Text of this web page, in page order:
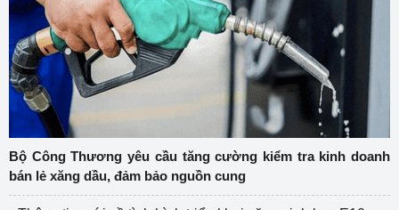
Bộ Công Thương yêu cầu tăng cường kiểm tra kinh doanh
bán lẻ xăng dầu, đảm bảo nguồn cung